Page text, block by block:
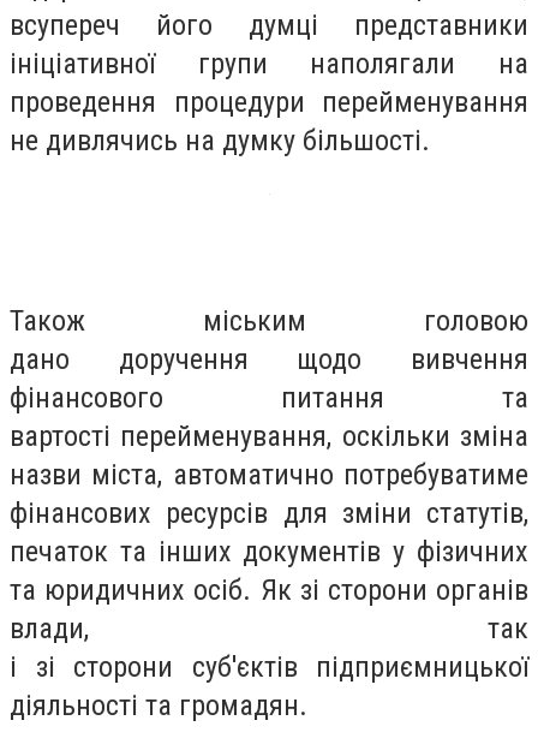
всупереч його думці представники
ініціативної групи наполягали на
проведення процедури перейменування
не дивлячись на думку більшості.
Також міським головою
дано доручення щодо вивчення
фінансового питання та
вартості перейменування, оскільки зміна
назви міста, автоматично потребуватиме
фінансових ресурсів для зміни статутів,
печаток та інших документів у фізичних
та юридичних осіб. Як зі сторони органів
влади, так
і зі сторони суб'єктів підприємницької
діяльності та громадян.